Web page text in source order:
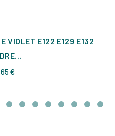
VIOLET E122 E129 E132
€